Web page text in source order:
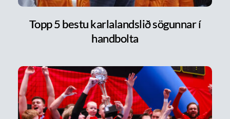
Topp 5 bestu karlalandslið sögunnar í
handbolta